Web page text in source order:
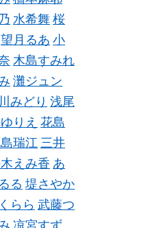
水希舞 桜
望月るあ 小
木島すみれ
灘ジュン
みどり 浅尾
りえ 花島
瑞江 三井
えみ香 あ
る 堤さやか
らら 武藤つ